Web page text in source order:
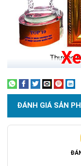
Thương
ĐÁNH GIÁ SẢN